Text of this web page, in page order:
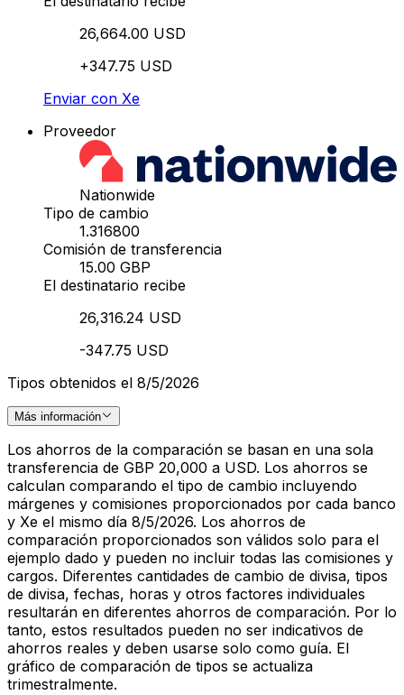
26,664.00 USD
+347.75 USD
Enviar con Xe
Proveedor
Nationwide
Tipo de cambio
1.316800
Comisión de transferencia
15.00 GBP
El destinatario recibe
26,316.24 USD
-347.75 USD
Tipos obtenidos el 8/5/2026
Más información
Los ahorros de la comparación se basan en una sola
transferencia de GBP 20,000 a USD. Los ahorros se
calculan comparando el tipo de cambio incluyendo
márgenes y comisiones proporcionados por cada banco
y Xe el mismo día 8/5/2026. Los ahorros de
comparación proporcionados son válidos solo para el
ejemplo dado y pueden no incluir todas las comisiones y
cargos. Diferentes cantidades de cambio de divisa, tipos
de divisa, fechas, horas y otros factores individuales
resultarán en diferentes ahorros de comparación. Por lo
tanto, estos resultados pueden no ser indicativos de
ahorros reales y deben usarse solo como guía. El
gráfico de comparación de tipos se actualiza
trimestralmente.